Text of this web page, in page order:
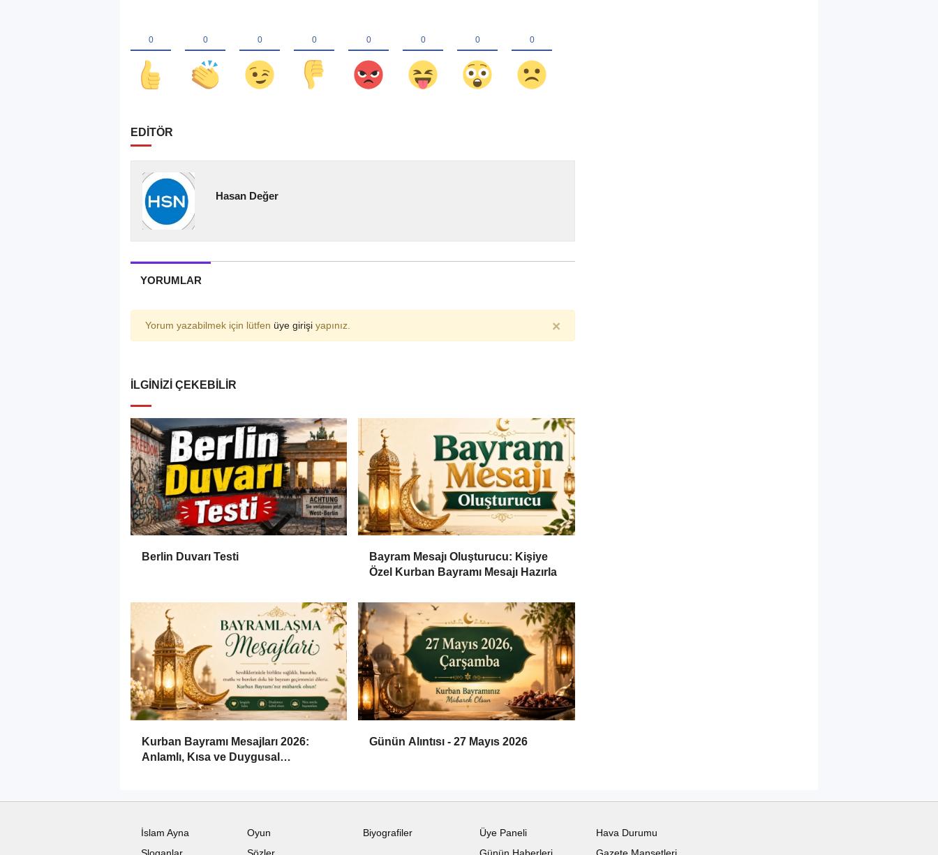
EDİTÖR
Hasan Değer
YORUMLAR
Yorum yazabilmek için lütfen üye girişi yapınız. ×
İLGINIZI ÇEKEBILIR
Berlin Duvarı Testi
Bayram Mesajı Oluşturucu: Kişiye
Özel Kurban Bayramı Mesajı Hazırla
Kurban Bayramı Mesajları 2026:
Anlamlı, Kısa ve Duygusal
Günün Alıntısı - 27 Mayıs 2026
İslam Ayna
Oyun
Biyografiler
Üye Paneli
Hava Durumu